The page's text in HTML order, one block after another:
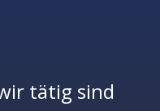
tätig sind